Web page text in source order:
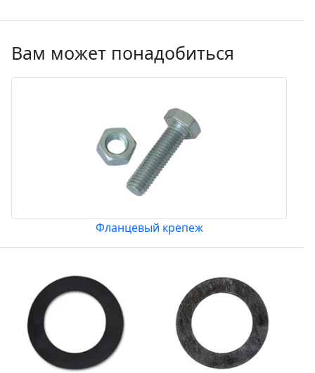
Вам может понадобиться
Фланцевый крепеж